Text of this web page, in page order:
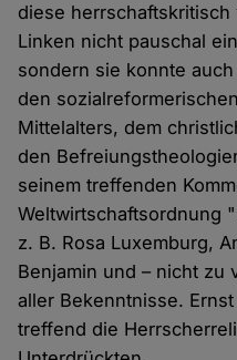
diese
Linken nicht pauschal
sondern sie konnte
den
Mittelalters, dem
den
seinem treffenden
Weltwirtschaftsordnung
z. B. Rosa Luxemburg,
Benjamin und – nicht zu
aller Bekenntnisse.
treffend die